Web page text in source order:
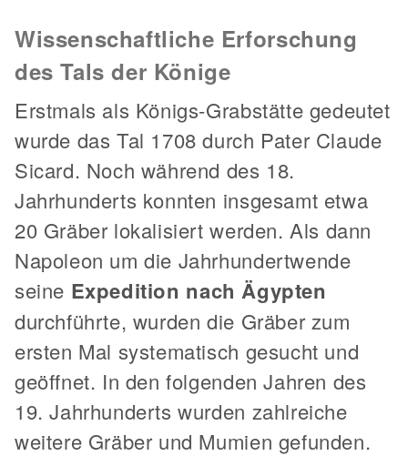
Wissenschaftliche Erforschung
des Tals der Könige
Erstmals als Königs-Grabstätte gedeutet
wurde das Tal 1708 durch Pater Claude
Sicard. Noch während des 18.
Jahrhunderts konnten insgesamt etwa
20 Gräber lokalisiert werden. Als dann
Napoleon um die Jahrhundertwende
seine Expedition nach Ägypten
durchführte, wurden die Gräber zum
ersten Mal systematisch gesucht und
geöffnet. In den folgenden Jahren des
19. Jahrhunderts wurden zahlreiche
weitere Gräber und Mumien gefunden.